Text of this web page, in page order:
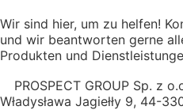
Wir sind hier, um zu helfen!
und wir beantworten gerne
Produkten und
PROSPECT GROUP Sp. z
Władysława Jagiełły 9, 44-